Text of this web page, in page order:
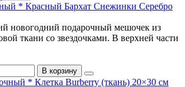
* Красный Бархат Снежинки Серебро
новогодний подарочный мешочек из
ткани со звездочками. В верхней части
В корзину